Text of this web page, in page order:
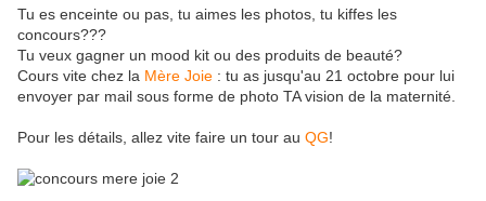
Tu es enceinte ou pas, tu aimes les photos, tu kiffes les
concours???
Tu veux gagner un mood kit ou des produits de beauté?
Cours vite chez la Mère Joie : tu as jusqu'au 21 octobre pour lui
envoyer par mail sous forme de photo TA vision de la maternité.
Pour les détails, allez vite faire un tour au QG!